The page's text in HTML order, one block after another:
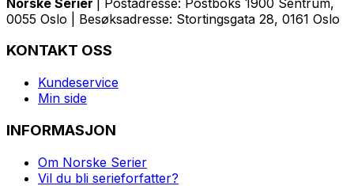
0055 Oslo | Besøksadresse: Stortingsgata 28, 0161 Oslo
KONTAKT OSS
Kundeservice
Min side
INFORMASJON
Om Norske Serier
Vil du bli serieforfatter?